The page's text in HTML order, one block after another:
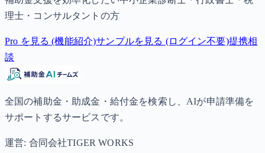
理士・コンサルタントの方
Pro を見る (機能紹介)サンプルを見る (ログイン不要)提携相
談
全国の補助金・助成金・給付金を検索し、AIが申請準備を
サポートするサービスです。
運営: 合同会社TIGER WORKS